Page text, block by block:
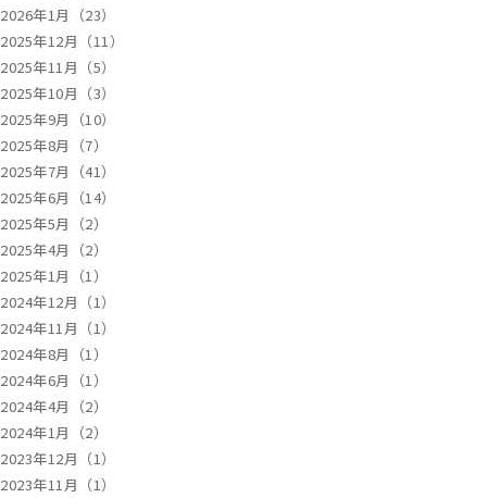
2026年1月（23）
2025年12月（11）
2025年11月（5）
2025年10月（3）
2025年9月（10）
2025年8月（7）
2025年7月（41）
2025年6月（14）
2025年5月（2）
2025年4月（2）
2025年1月（1）
2024年12月（1）
2024年11月（1）
2024年8月（1）
2024年6月（1）
2024年4月（2）
2024年1月（2）
2023年12月（1）
2023年11月（1）